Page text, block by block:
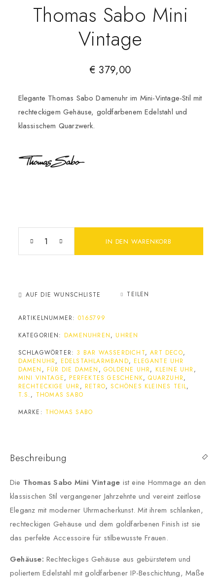
Thomas Sabo Mini
Vintage
€ 379,00
Elegante Thomas Sabo Damenuhr im Mini-Vintage-Stil mit
rechteckigem Gehäuse, goldfarbenem Edelstahl und
klassischem Quarzwerk.
IN DEN WARENKORB
AUF DIE WUNSCHLISTE TEILEN
ARTIKELNUMMER: 0165799
KATEGORIEN: DAMENUHREN, UHREN
SCHLAGWÖRTER: 3 BAR WASSERDICHT,ART DECO,
DAMENUHR, EDELSTAHLARMBAND, ELEGANTE UHR
DAMEN , FÜR DIE DAMEN , GOLDENE UHR, KLEINE UHR,
MINI VINTAGE, PERFEKTES GESCHENK,QUARZUHR,
RECHTECKIGE UHR, RETRO,SCHÖNES KLEINES TEIL,
T.S., THOMAS SABO
MARKE: THOMAS SABO
Beschreibung
Die Thomas Sabo Mini Vintage ist eine Hommage an den
klassischen Stil vergangener Jahrzehnte und vereint zeitlose
Eleganz mit moderner Uhrmacherkunst. Mit ihrem schlanken,
rechteckigen Gehäuse und dem goldfarbenen Finish ist sie
das perfekte Accessoire für stilbewusste Frauen.
Gehäuse: Rechteckiges Gehäuse aus gebürstetem und
poliertem Edelstahl mit goldfarbener IP-Beschichtung, Maße